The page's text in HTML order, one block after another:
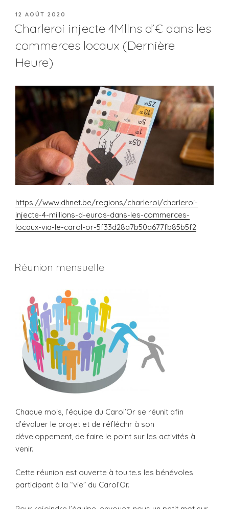
PUBLIÉ
LE
12 AOÛT 2020
Charleroi injecte 4Mllns d’€ dans les
commerces locaux (Dernière
Heure)
https://www.dhnet.be/regions/charleroi/charleroi-
injecte-4-millions-d-euros-dans-les-commerces-
locaux-via-le-carol-or-5f33d28a7b50a677fb85b5f2
Réunion mensuelle
Chaque mois, l’équipe du Carol’Or se réunit afin
d’évaluer le projet et de réfléchir à son
développement, de faire le point sur les activités à
venir.
Cette réunion est ouverte à tou.te.s les bénévoles
participant à la “vie” du Carol’Or.